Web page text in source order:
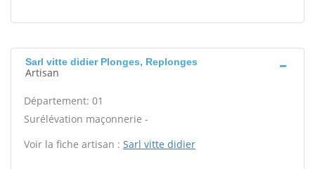
Sarl vitte didier Plonges, Replonges
Artisan
Département: 01
Surélévation maçonnerie -
Voir la fiche artisan : Sarl vitte didier